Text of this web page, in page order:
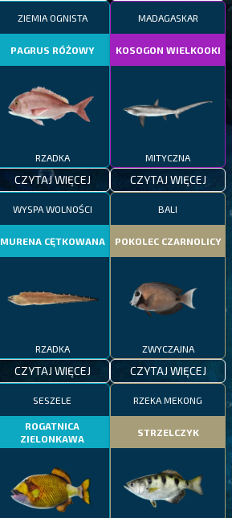
ZIEMIA OGNISTA
PAGRUS RÓŻOWY
RZADKA
CZYTAJ WIĘCEJ
MADAGASKAR
KOSOGON WIELKOOKI
MITYCZNA
CZYTAJ WIĘCEJ
WYSPA WOLNOŚCI
MURENA CĘTKOWANA
RZADKA
CZYTAJ WIĘCEJ
BALI
POKOLEC CZARNOLICY
ZWYCZAJNA
CZYTAJ WIĘCEJ
SESZELE
ROGATNICA
ZIELONKAWA
RZEKA MEKONG
STRZELCZYK